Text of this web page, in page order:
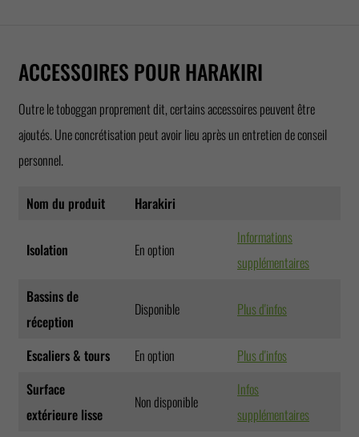
ACCESSOIRES POUR HARAKIRI
Outre le toboggan proprement dit, certains accessoires peuvent être
ajoutés. Une concrétisation peut avoir lieu après un entretien de conseil
personnel.
Nom du produit Harakiri
Isolation En option
Informations
supplémentaires
Bassins de
réception
Disponible Plus d'infos
Escaliers & tours En option
Plus d'infos
Surface
extérieure lisse
Non disponible
Infos
supplémentaires